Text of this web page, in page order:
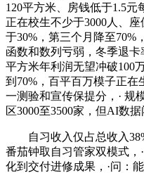
120平方米、房钱低于1.5
正在校生不少于3000人、
于30%，第三个月降至
函数和数列亏弱，冬季退卡
平方米年利润无望冲破100
到70%，百平百万模子正在
一测验和宣传保提分，· 规
区3000至3500家，但AI数据
自习收入仅占总收入38%
番茄钟取自习管家双模式
化到交付进修成果，·问：